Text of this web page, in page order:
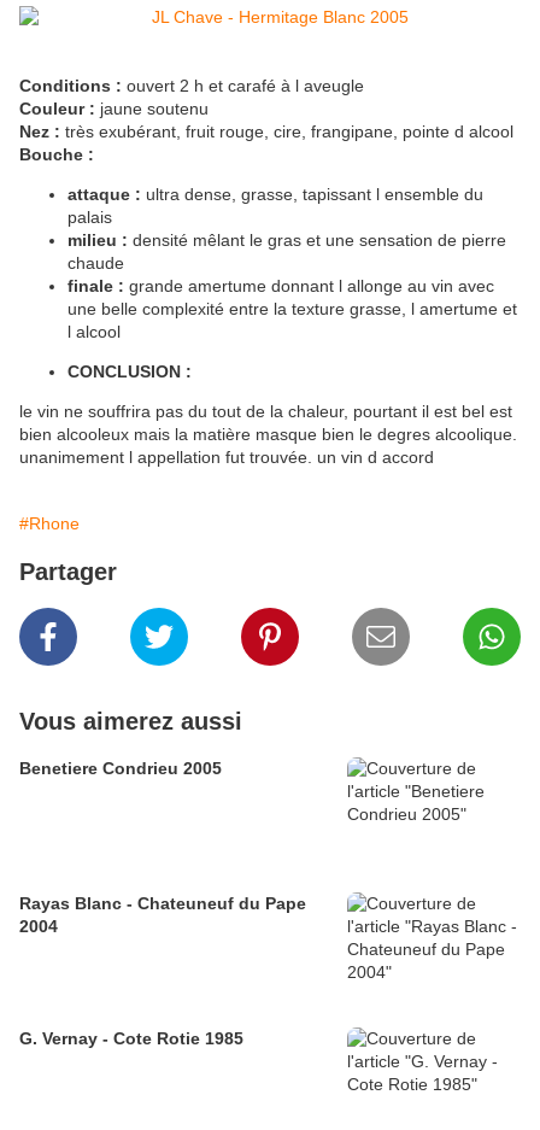
Conditions : ouvert 2 h et carafé à l aveugle
Couleur : jaune soutenu
Nez : très exubérant, fruit rouge, cire, frangipane, pointe d alcool
Bouche :
attaque : ultra dense, grasse, tapissant l ensemble du
palais
milieu : densité mêlant le gras et une sensation de pierre
chaude
finale : grande amertume donnant l allonge au vin avec
une belle complexité entre la texture grasse, l amertume et
l alcool
CONCLUSION :
le vin ne souffrira pas du tout de la chaleur, pourtant il est bel est
bien alcooleux mais la matière masque bien le degres alcoolique.
unanimement l appellation fut trouvée. un vin d accord
#Rhone
Partager
Vous aimerez aussi
Benetiere Condrieu 2005
Rayas Blanc - Chateuneuf du Pape
2004
G. Vernay - Cote Rotie 1985